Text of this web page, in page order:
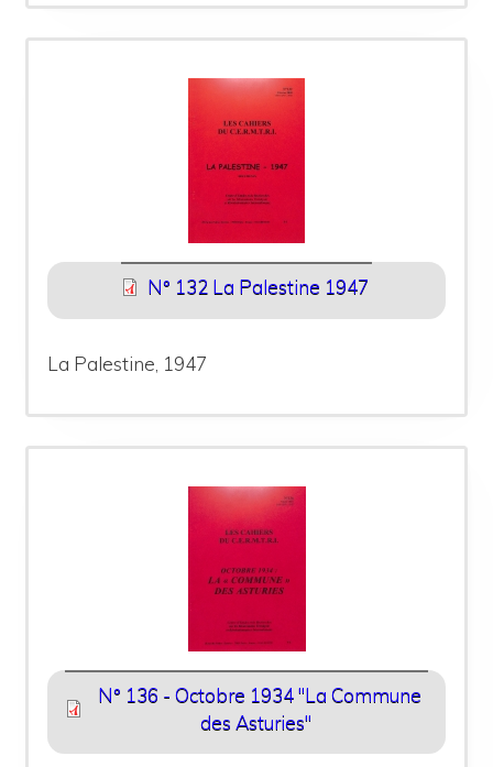
N° 132 La Palestine 1947
La Palestine, 1947
N° 136 - Octobre 1934 "La Commune
des Asturies"